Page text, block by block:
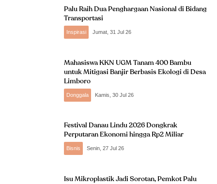
Palu Raih Dua Penghargaan Nasional di Bidang
Transportasi
Inspirasi Jumat, 31 Jul 26
Mahasiswa KKN UGM Tanam 400 Bambu
untuk Mitigasi Banjir Berbasis Ekologi di Desa
Limboro
Donggala Kamis, 30 Jul 26
Festival Danau Lindu 2026 Dongkrak
Perputaran Ekonomi hingga Rp2 Miliar
Bisnis Senin, 27 Jul 26
Isu Mikroplastik Jadi Sorotan, Pemkot Palu